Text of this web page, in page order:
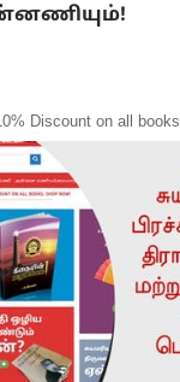
Discount on all books